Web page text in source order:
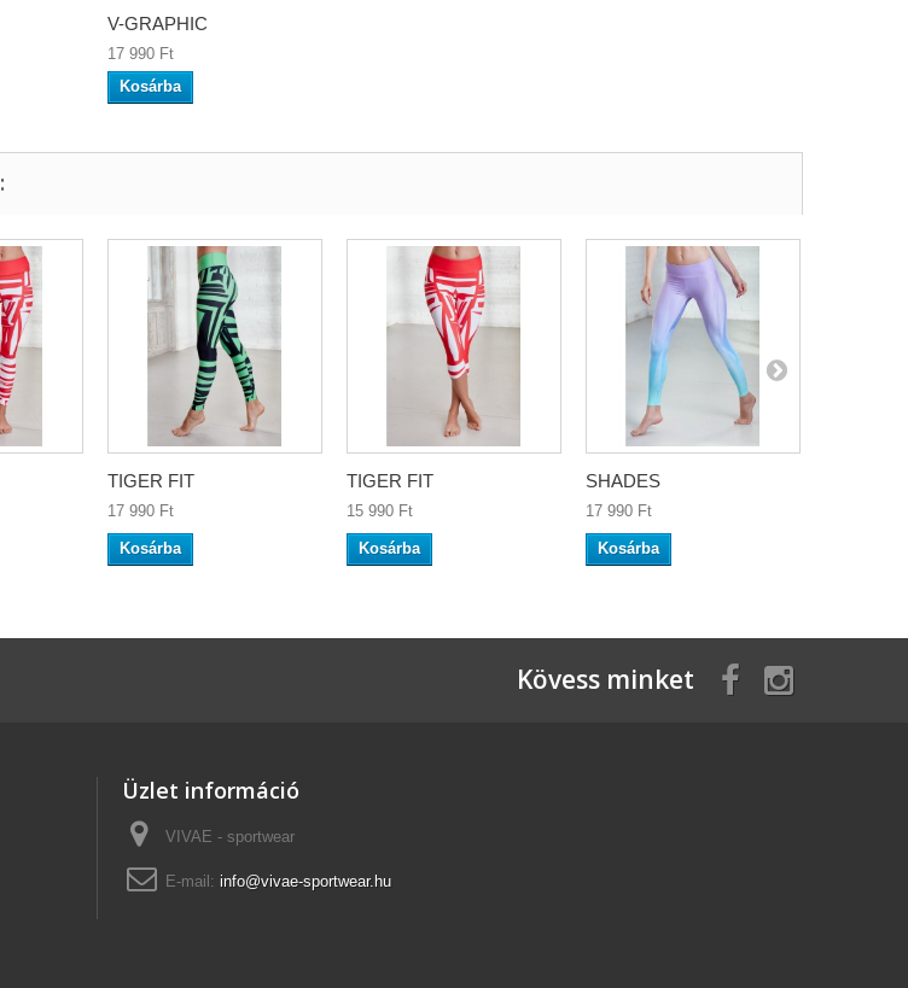
V-GRAPHIC
17 990 Ft‎
Kosárba
TIGER FIT
17 990 Ft‎
Kosárba
TIGER FIT
15 990 Ft‎
Kosárba
SHADES
17 990 Ft‎
Kosárba
Kövess minket
Üzlet információ
VIVAE - sportwear
E-mail: info@vivae-sportwear.hu